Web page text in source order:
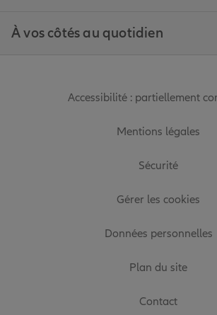
À vos côtés au quotidien
Accessibilité : partiellement
Mentions légales
Sécurité
Gérer les cookies
Données personnelles
Plan du site
Contact